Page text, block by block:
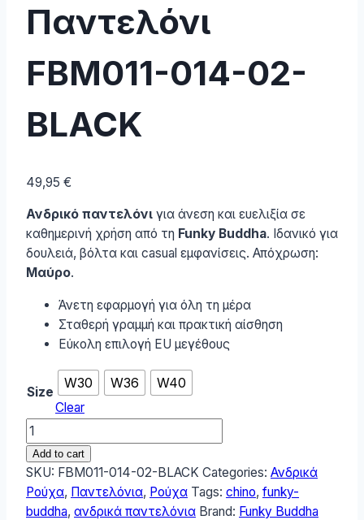
Παντελόνι
FBM011-014-02-
BLACK
49,95 €
Ανδρικό παντελόνι για άνεση και ευελιξία σε
καθημερινή χρήση από τη Funky Buddha. Ιδανικό για
δουλειά, βόλτα και casual εμφανίσεις. Απόχρωση:
Μαύρο.
Άνετη εφαρμογή για όλη τη μέρα
Σταθερή γραμμή και πρακτική αίσθηση
Εύκολη επιλογή EU μεγέθους
Size
W30 W36 W40
Clear
Funky
Buddha
Ανδρικό
Chino
Παντελόνι
Add to cart
SKU: FBM011-014-02-BLACK Categories: Ανδρικά
Ρούχα, Παντελόνια, Ρούχα Tags: chino, funky-
buddha, ανδρικά παντελόνια Brand: Funky Buddha